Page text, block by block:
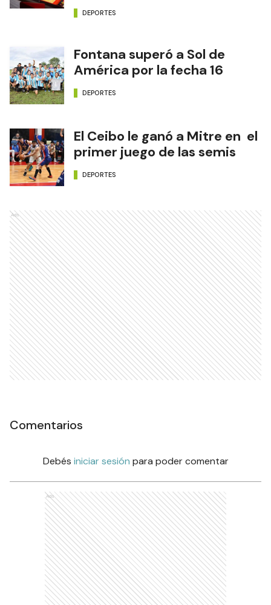
DEPORTES
Fontana superó a Sol de
América por la fecha 16
DEPORTES
El Ceibo le ganó a Mitre en el
primer juego de las semis
DEPORTES
Ads
Comentarios
Debés iniciar sesión para poder comentar
Ads